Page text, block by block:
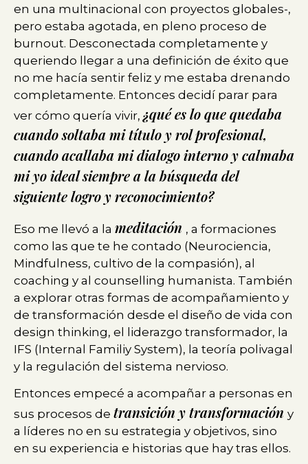
en una multinacional con proyectos globales-,
pero estaba agotada, en pleno proceso de
burnout. Desconectada completamente y
queriendo llegar a una definición de éxito que
no me hacía sentir feliz y me estaba drenando
completamente. Entonces decidí parar para
ver cómo quería vivir, ¿qué es lo que quedaba
cuando soltaba mi título y rol profesional,
cuando acallaba mi dialogo interno y calmaba
mi yo ideal siempre a la búsqueda del
siguiente logro y reconocimiento?
Eso me llevó a la meditación , a formaciones
como las que te he contado (Neurociencia,
Mindfulness, cultivo de la compasión), al
coaching y al counselling humanista. También
a explorar otras formas de acompañamiento y
de transformación desde el diseño de vida con
design thinking, el liderazgo transformador, la
IFS (Internal Familiy System), la teoría polivagal
y la regulación del sistema nervioso.
Entonces empecé a acompañar a personas en
sus procesos de transición y transformación y
a líderes no en su estrategia y objetivos, sino
en su experiencia e historias que hay tras ellos.